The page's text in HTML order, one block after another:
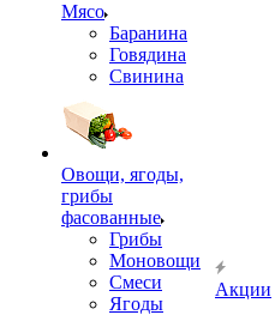
Мясо
Баранина
Говядина
Свинина
Овощи, ягоды,
грибы
фасованные
Грибы
Моновощи
Смеси
Ягоды
Акции